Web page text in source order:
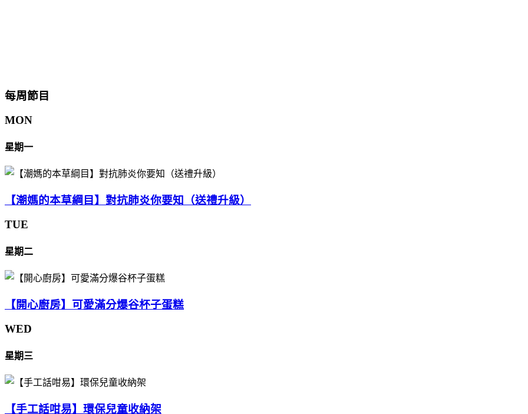
每周節目
MON
星期一
【潮媽的本草綱目】對抗肺炎你要知（送禮升級）
TUE
星期二
【開心廚房】可愛滿分爆谷杯子蛋糕
WED
星期三
【手工話咁易】環保兒童收納架